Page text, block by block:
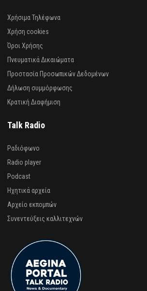
Χρήσιμα Τηλέφωνα
Χρήση cookies
Όροι Χρήσης
Πνευματικά Δικαιώματα
Προστασία Προσωπικών Δεδομένων
Δήλωση συμμόρφωσης
Κρατική Διαφήμιση
Talk Radio
Ραδιόφωνο
Radio player
Podcast
Ηχητικά αρχεία
Αρχείο εκπομπών
Συνεντεύξεις καλλιτεχνών